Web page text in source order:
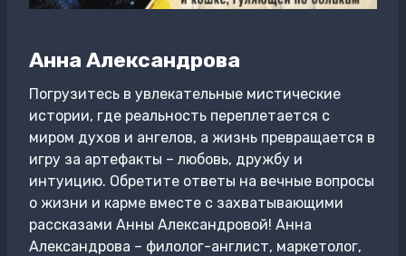
Анна Александрова
Погрузитесь в увлекательные мистические
истории, где реальность переплетается с
миром духов и ангелов, а жизнь превращается в
игру за артефакты – любовь, дружбу и
интуицию. Обретите ответы на вечные вопросы
о жизни и карме вместе с захватывающими
рассказами Анны Александровой! Анна
Александрова – филолог-англист, маркетолог,